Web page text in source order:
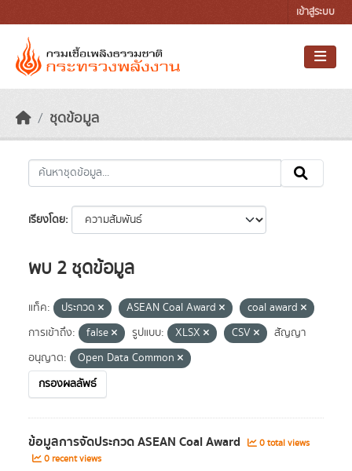
เข้าสู่ระบบ
ชุดข้อมูล
เรียงโดย
พบ 2 ชุดข้อมูล
แท็ค: ประกวด ASEAN Coal Award
coal award
การเข้าถึง:
false รูปแบบ: XLSX CSV
สัญญา
อนุญาต:
Open Data Common
กรองผลลัพธ์
ข้อมูลการจัดประกวด ASEAN Coal Award
0 total views
0 recent views